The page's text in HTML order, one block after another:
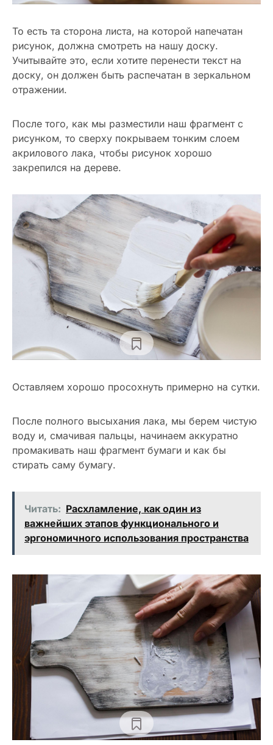
То есть та сторона листа, на которой напечатан
рисунок, должна смотреть на нашу доску.
Учитывайте это, если хотите перенести текст на
доску, он должен быть распечатан в зеркальном
отражении.
После того, как мы разместили наш фрагмент с
рисунком, то сверху покрываем тонким слоем
акрилового лака, чтобы рисунок хорошо
закрепился на дереве.
Оставляем хорошо просохнуть примерно на сутки.
После полного высыхания лака, мы берем чистую
воду и, смачивая пальцы, начинаем аккуратно
промакивать наш фрагмент бумаги и как бы
стирать саму бумагу.
Читать: Расхламление, как один из
важнейших этапов функционального и
эргономичного использования пространства